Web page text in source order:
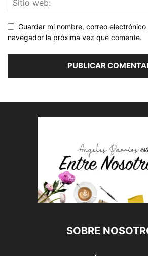
Guardar mi nombre, correo
navegador la próxima vez que comente.
SOBRE